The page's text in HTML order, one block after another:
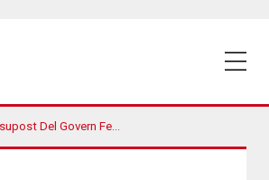
Dels Estats Units Per Al 2011 Preveu 100 Milions De Dòlars Per Impulsar L’avaluació